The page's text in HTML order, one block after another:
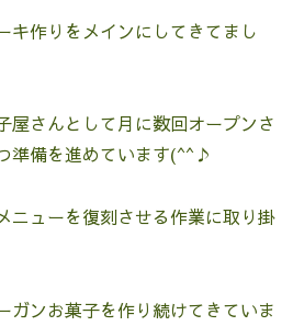
キ作りをメインにしてきてまし
屋さんとして月に数回オープンさ
準備を進めています(^^♪
ニューを復刻させる作業に取り掛
ガンお菓子を作り続けてきていま